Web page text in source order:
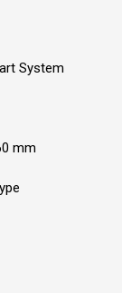
System
mm